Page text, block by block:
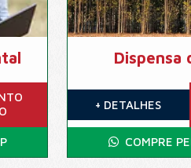
Dispensa
+ DETALHES
COMPRE